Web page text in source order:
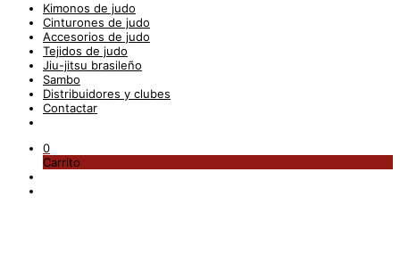
Kimonos de judo
Cinturones de judo
Accesorios de judo
Tejidos de judo
Jiu-jitsu brasileño
Sambo
Distribuidores y clubes
Contactar
0
Carrito